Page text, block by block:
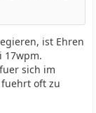
ist Ehren
17wpm.
sich im
oft zu